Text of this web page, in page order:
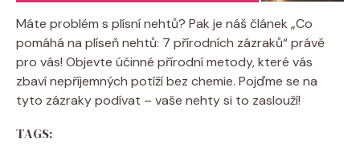
Máte problém s plísní nehtů? Pak je náš článek „Co
pomáhá na plíseň nehtů: 7 přírodních zázraků“ právě
pro vás! Objevte účinné přírodní metody, které vás
zbaví nepříjemných potíží bez chemie. Pojďme se na
tyto zázraky podívat – vaše nehty si to zaslouží!
TAGS: